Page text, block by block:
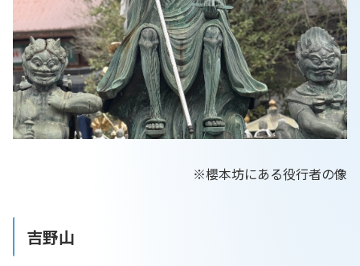
※櫻本坊にある役行者の像
吉野山